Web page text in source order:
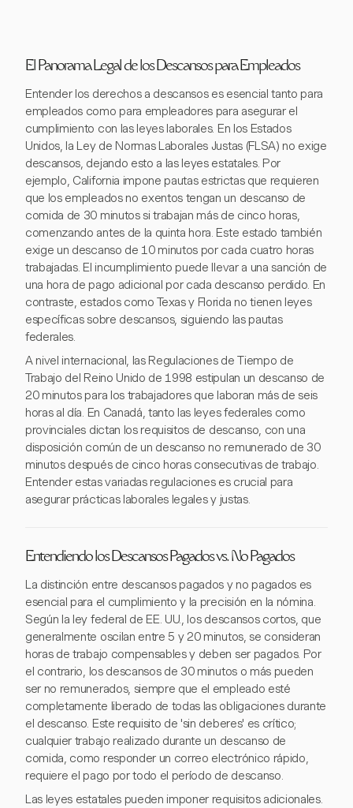
El Panorama Legal de los Descansos para Empleados
Entender los derechos a descansos es esencial tanto para
empleados como para empleadores para asegurar el
cumplimiento con las leyes laborales. En los Estados
Unidos, la Ley de Normas Laborales Justas (FLSA) no exige
descansos, dejando esto a las leyes estatales. Por
ejemplo, California impone pautas estrictas que requieren
que los empleados no exentos tengan un descanso de
comida de 30 minutos si trabajan más de cinco horas,
comenzando antes de la quinta hora. Este estado también
exige un descanso de 10 minutos por cada cuatro horas
trabajadas. El incumplimiento puede llevar a una sanción de
una hora de pago adicional por cada descanso perdido. En
contraste, estados como Texas y Florida no tienen leyes
específicas sobre descansos, siguiendo las pautas
federales.
A nivel internacional, las Regulaciones de Tiempo de
Trabajo del Reino Unido de 1998 estipulan un descanso de
20 minutos para los trabajadores que laboran más de seis
horas al día. En Canadá, tanto las leyes federales como
provinciales dictan los requisitos de descanso, con una
disposición común de un descanso no remunerado de 30
minutos después de cinco horas consecutivas de trabajo.
Entender estas variadas regulaciones es crucial para
asegurar prácticas laborales legales y justas.
Entendiendo los Descansos Pagados vs. No Pagados
La distinción entre descansos pagados y no pagados es
esencial para el cumplimiento y la precisión en la nómina.
Según la ley federal de EE. UU., los descansos cortos, que
generalmente oscilan entre 5 y 20 minutos, se consideran
horas de trabajo compensables y deben ser pagados. Por
el contrario, los descansos de 30 minutos o más pueden
ser no remunerados, siempre que el empleado esté
completamente liberado de todas las obligaciones durante
el descanso. Este requisito de 'sin deberes' es crítico;
cualquier trabajo realizado durante un descanso de
comida, como responder un correo electrónico rápido,
requiere el pago por todo el período de descanso.
Las leyes estatales pueden imponer requisitos adicionales.